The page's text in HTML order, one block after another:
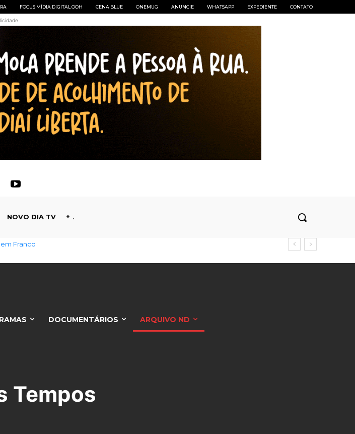
FOCUS MÍDIA DIGITAL OOH CENA BLUE ONEMUG ANUNCIE WHATSAPP EXPEDIENTE CONTATO
NOVO DIA TV +
com chegada do El Niño
DOCUMENTÁRIOS ARQUIVO ND
Tempos